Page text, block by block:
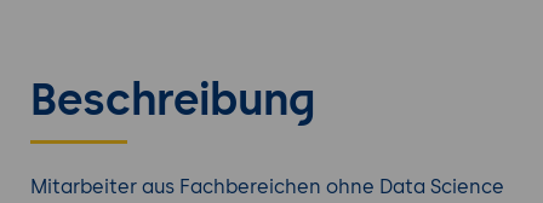
Beschreibung
Mitarbeiter aus Fachbereichen ohne Data Science